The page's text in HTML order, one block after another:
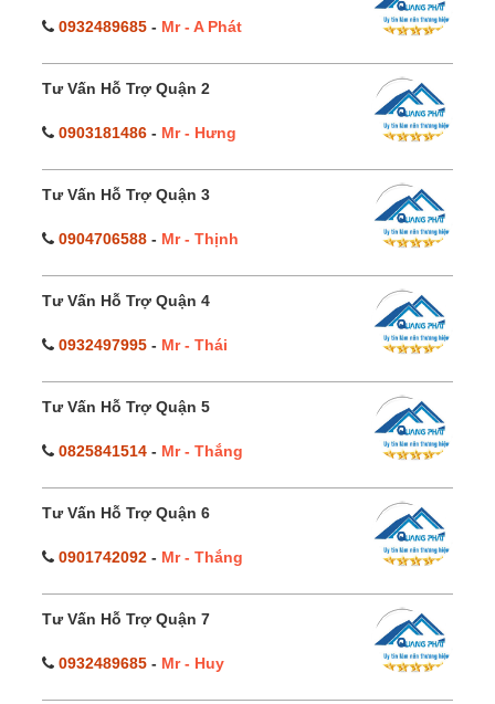
0932489685 - Mr - A Phát
Tư Vấn Hỗ Trợ Quận 2
0903181486 - Mr - Hưng
Tư Vấn Hỗ Trợ Quận 3
0904706588 - Mr - Thịnh
Tư Vấn Hỗ Trợ Quận 4
0932497995 - Mr - Thái
Tư Vấn Hỗ Trợ Quận 5
0825841514 - Mr - Thắng
Tư Vấn Hỗ Trợ Quận 6
0901742092 - Mr - Thắng
Tư Vấn Hỗ Trợ Quận 7
0932489685 - Mr - Huy